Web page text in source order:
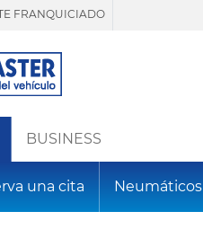
FRANQUICIADO
BUSINESS
una cita Neumáticos